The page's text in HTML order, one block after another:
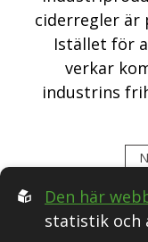
ciderregler är
Istället för
verkar
industrins
Följ
Den här
statistik och